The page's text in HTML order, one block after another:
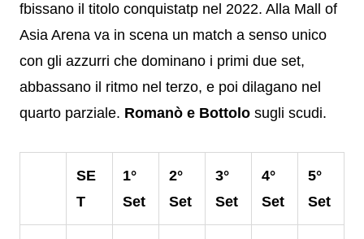
fbissano il titolo conquistatp nel 2022. Alla Mall of
Asia Arena va in scena un match a senso unico
con gli azzurri che dominano i primi due set,
abbassano il ritmo nel terzo, e poi dilagano nel
quarto parziale. Romanò e Bottolo sugli scudi.
SE
T
1°
Set
2°
Set
3°
Set
4°
Set
5°
Set